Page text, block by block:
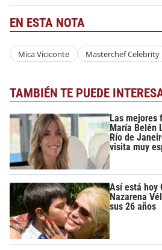
EN ESTA NOTA
Mica Viciconte Masterchef Celebrity
TAMBIÉN TE PUEDE
Las mejores
María Belén
Río de
visita muy
Así está hoy
Nazarena
sus 26 años